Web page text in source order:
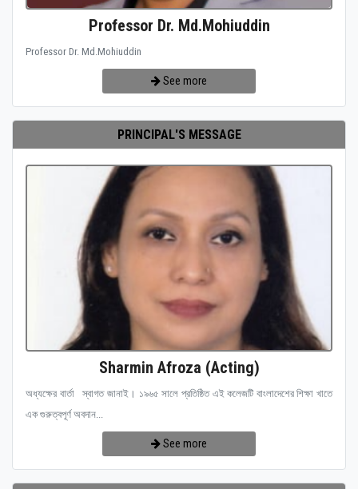
Professor Dr. Md.Mohiuddin
Professor Dr. Md.Mohiuddin
See more
PRINCIPAL'S MESSAGE
Sharmin Afroza (Acting)
অধ্যক্ষের বার্তা স্বাগত জানাই। ১৯৬৫ সালে প্রতিষ্ঠিত এই কলেজটি বাংলাদেশের শিক্ষা খাতে
এক গুরুত্বপূর্ণ অবদান...
See more